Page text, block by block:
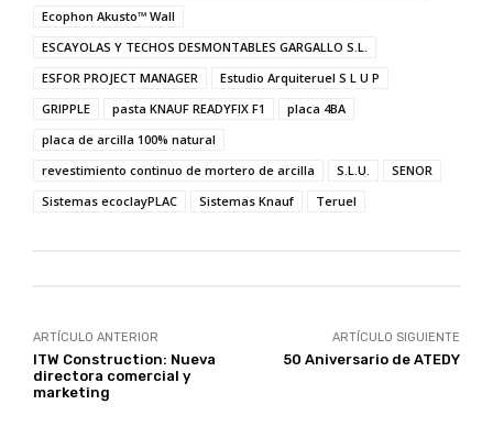
Ecophon Akusto™ Wall
ESCAYOLAS Y TECHOS DESMONTABLES GARGALLO S.L.
ESFOR PROJECT MANAGER
Estudio Arquiteruel S L U P
GRIPPLE
pasta KNAUF READYFIX F1
placa 4BA
placa de arcilla 100% natural
revestimiento continuo de mortero de arcilla
S.L.U.
SENOR
Sistemas ecoclayPLAC
Sistemas Knauf Teruel
ARTÍCULO ANTERIOR
ITW Construction: Nueva
directora comercial y
marketing
ARTÍCULO SIGUIENTE
50 Aniversario de ATEDY